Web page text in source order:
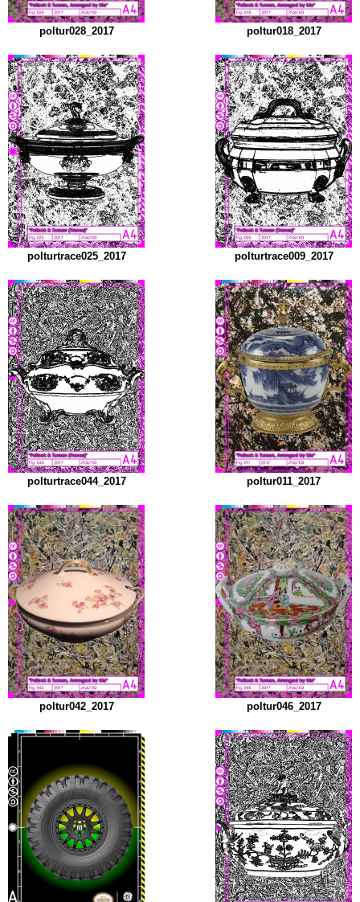
poltur028_2017 poltur018_2017
polturtrace025_2017 polturtrace009_2017
polturtrace044_2017 poltur011_2017
poltur042_2017 poltur046_2017